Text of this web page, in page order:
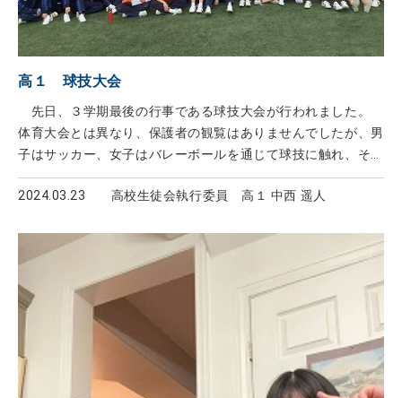
高１ 球技大会
先日、３学期最後の行事である球技大会が行われました。
体育大会とは異なり、保護者の観覧はありませんでしたが、男
子はサッカー、女子はバレーボールを通じて球技に触れ、その
楽しさを分かち合いました。 学校以外での場所を借りて練習
したり、自分たちが作ったクラスTシャツを着て取り組んだり
を味わえました。 同時に、クラスメイトの意見を集約してチ
ーム決めをしたり、得意・不得意に関係なく大会に対する気持
ちを揃えたり、週に１回の練習では、効率的な時間の使い
2024.03.23 高校生徒会執行委員 高１ 中西 遥人